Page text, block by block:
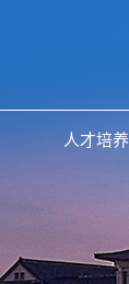
人才培养